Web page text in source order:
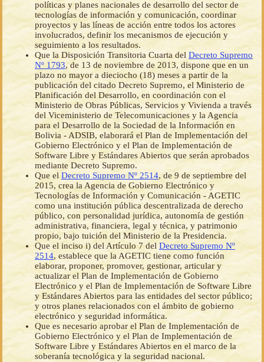
políticas y planes nacionales de desarrollo del sector de
tecnologías de información y comunicación, coordinar
proyectos y las líneas de acción entre todos los actores
involucrados, definir los mecanismos de ejecución y
seguimiento a los resultados.
Que la Disposición Transitoria Cuarta del Decreto Supremo
Nº 1793, de 13 de noviembre de 2013, dispone que en un
plazo no mayor a dieciocho (18) meses a partir de la
publicación del citado Decreto Supremo, el Ministerio de
Planificación del Desarrollo, en coordinación con el
Ministerio de Obras Públicas, Servicios y Vivienda a través
del Viceministerio de Telecomunicaciones y la Agencia
para el Desarrollo de la Sociedad de la Información en
Bolivia - ADSIB, elaborará el Plan de Implementación del
Gobierno Electrónico y el Plan de Implementación de
Software Libre y Estándares Abiertos que serán aprobados
mediante Decreto Supremo.
Que elDecreto Supremo Nº 2514, de 9 de septiembre del
2015, crea la Agencia de Gobierno Electrónico y
Tecnologías de Información y Comunicación - AGETIC
como una institución pública descentralizada de derecho
público, con personalidad jurídica, autonomía de gestión
administrativa, financiera, legal y técnica, y patrimonio
propio, bajo tuición del Ministerio de la Presidencia.
Que el inciso i) del Artículo 7 del Decreto Supremo Nº
2514, establece que la AGETIC tiene como función
elaborar, proponer, promover, gestionar, articular y
actualizar el Plan de Implementación de Gobierno
Electrónico y el Plan de Implementación de Software Libre
y Estándares Abiertos para las entidades del sector público;
y otros planes relacionados con el ámbito de gobierno
electrónico y seguridad informática.
Que es necesario aprobar el Plan de Implementación de
Gobierno Electrónico y el Plan de Implementación de
Software Libre y Estándares Abiertos en el marco de la
soberanía tecnológica y la seguridad nacional.